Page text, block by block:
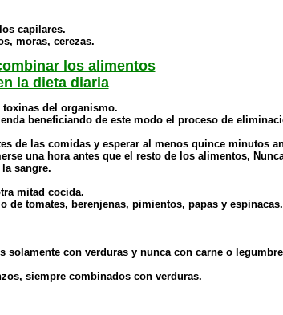
capilares.
moras, cerezas.
los alimentos
la dieta diaria
del organismo.
beneficiando de este modo el proceso de
de las comidas y esperar al menos quince minutos
una hora antes que el resto de los alimentos,
sangre.
mitad cocida.
tomates, berenjenas, pimientos, papas y
con verduras y nunca con carne o
siempre combinados con verduras.